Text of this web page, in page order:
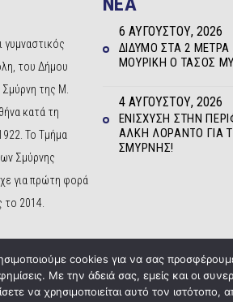
του Δήμου
της Μ.
κατά τη
Το Τμήμα
Σμύρνης
για πρώτη φορά
το 2014.
ΔΊΔΥΜΟ ΣΤΑ 2
ΜΟΥΡΊΚΗ Ο ΤΆΣΟΣ
6 ΑΥΓΟΎΣΤΟΥ, 2026
ΕΝΊΣΧΥΣΗ ΣΤΗΝ
ΆΛΚΗ ΛΟΡΆΝΤΟ ΓΙΑ
ΣΜΎΡΝΗΣ!
4 ΑΥΓΟΎΣΤΟΥ, 2026
cookies για να σας
Με την άδειά σας, εμείς και οι
να χρησιμοποιείται αυτό τον